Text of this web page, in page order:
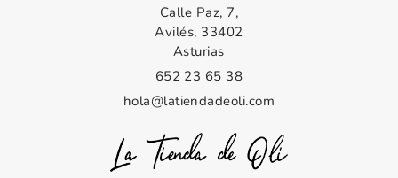
Calle Paz, 7,
Avilés, 33402
Asturias
652 23 65 38
hola@latiendadeoli.com